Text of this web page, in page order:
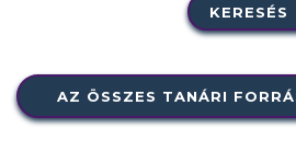
KERESÉS
AZ ÖSSZES TANÁRI